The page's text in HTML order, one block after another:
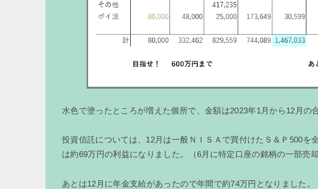
水色で塗ったところが増えた個所で、金額は2023年1月から12月の
投資信託については、12月は一般ＮＩＳＡで買付けたＳ＆Ｐ500を
は約69万円の利益になりました。（6月に特定口座の銘柄の一部売
あとは12月に年金支給があったので年間で約74万円となりました。